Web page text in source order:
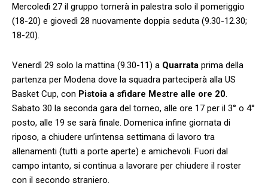
Mercoledì 27 il gruppo tornerà in palestra solo il pomeriggio
(18-20) e giovedì 28 nuovamente doppia seduta (9.30-12.30;
18-20).
Venerdì 29 solo la mattina (9.30-11) a Quarrata prima della
partenza per Modena dove la squadra parteciperà alla US
Basket Cup, con Pistoia a sfidare Mestre alle ore 20.
Sabato 30 la seconda gara del torneo, alle ore 17 per il 3° o 4°
posto, alle 19 se sarà finale. Domenica infine giornata di
riposo, a chiudere un’intensa settimana di lavoro tra
allenamenti (tutti a porte aperte) e amichevoli. Fuori dal
campo intanto, si continua a lavorare per chiudere il roster
con il secondo straniero.